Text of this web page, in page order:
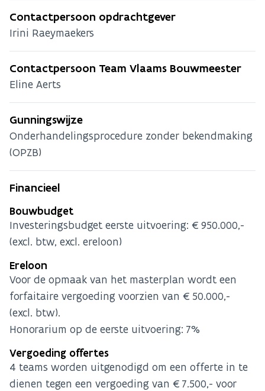
Contactpersoon opdrachtgever
Irini Raeymaekers
Contactpersoon Team Vlaams Bouwmeester
Eline Aerts
Gunningswijze
Onderhandelingsprocedure zonder bekendmaking
(OPZB)
Financieel
Bouwbudget
Investeringsbudget eerste uitvoering: €950.000,-
(excl. btw, excl. ereloon)
Ereloon
Voor de opmaak van het masterplan wordt een
forfaitaire vergoeding voorzien van €50.000,-
(excl. btw).
Honorarium op de eerste uitvoering: 7%
Vergoeding offertes
4 teams worden uitgenodigd om een offerte in te
dienen tegen een vergoeding van €7.500,- voor